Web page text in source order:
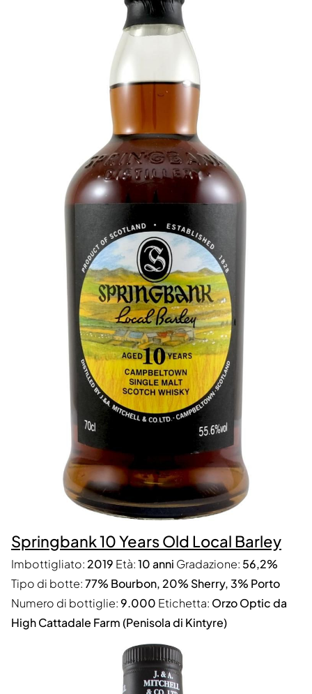
Springbank 10 Years Old Local Barley
Imbottigliato:2019 Età:10 anni Gradazione: 56,2%
Tipo di botte:77% Bourbon, 20% Sherry, 3% Porto
Numero di bottiglie:9.000 Etichetta: Orzo Optic da
High Cattadale Farm (Penisola di Kintyre)